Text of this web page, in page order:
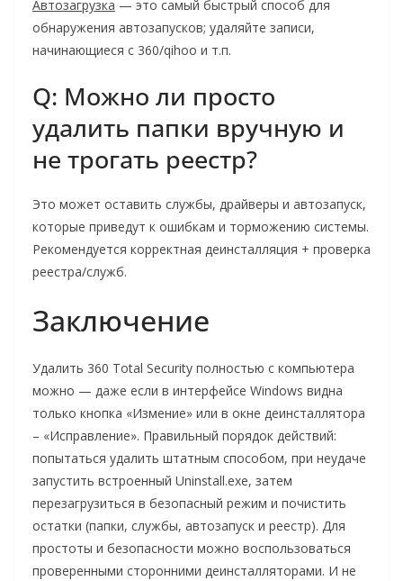
Автозагрузка — это самый быстрый способ для
обнаружения автозапусков; удаляйте записи,
начинающиеся с 360/qihoo и т.п.
Q: Можно ли просто
удалить папки вручную и
не трогать реестр?
Это может оставить службы, драйверы и автозапуск,
которые приведут к ошибкам и торможению системы.
Рекомендуется корректная деинсталляция + проверка
реестра/служб.
Заключение
Удалить 360 Total Security полностью с компьютера
можно — даже если в интерфейсе Windows видна
только кнопка «Измение» или в окне деинсталлятора
– «Исправление». Правильный порядок действий:
попытаться удалить штатным способом, при неудаче
запустить встроенный Uninstall.exe, затем
перезагрузиться в безопасный режим и почистить
остатки (папки, службы, автозапуск и реестр). Для
простоты и безопасности можно воспользоваться
проверенными сторонними деинсталляторами. И не